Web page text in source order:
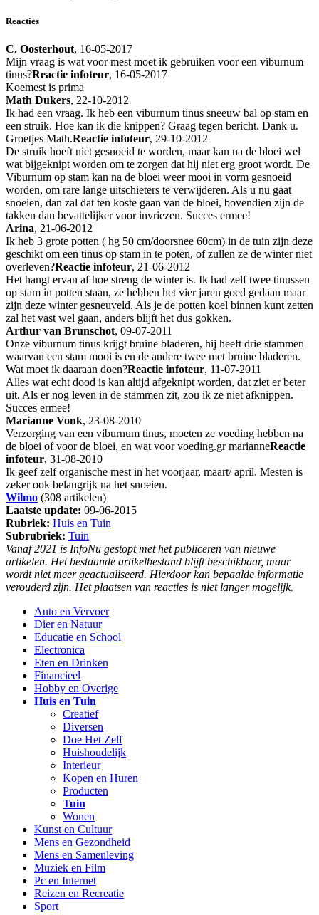
Reacties
C. Oosterhout, 16-05-2017
Mijn vraag is wat voor mest moet ik gebruiken voor een viburnum
tinus?Reactie infoteur, 16-05-2017
Koemest is prima
Math Dukers, 22-10-2012
Ik had een vraag. Ik heb een viburnum tinus sneeuw bal op stam en
een struik. Hoe kan ik die knippen? Graag tegen bericht. Dank u.
Groetjes Math.Reactie infoteur, 29-10-2012
De struik hoeft niet gesnoeid te worden, maar kan na de bloei wel
wat bijgeknipt worden om te zorgen dat hij niet erg groot wordt. De
Viburnum op stam kan na de bloei weer mooi in vorm gesnoeid
worden, om rare lange uitschieters te verwijderen. Als u nu gaat
snoeien, dan zal dat ten koste gaan van de bloei, bovendien zijn de
takken dan bevattelijker voor invriezen. Succes ermee!
Arina, 21-06-2012
Ik heb 3 grote potten ( hg 50 cm/doorsnee 60cm) in de tuin zijn deze
geschikt om een tinus op stam in te poten, of zullen ze de winter niet
overleven?Reactie infoteur, 21-06-2012
Het hangt ervan af hoe streng de winter is. Ik had zelf twee tinussen
op stam in potten staan, ze hebben het vier jaren goed gedaan maar
zijn deze winter gesneuveld. Als je de potten koel binnen kunt zetten
zal het vast wel gaan, anders blijft het dus gokken.
Arthur van Brunschot, 09-07-2011
Onze viburnum tinus krijgt bruine bladeren, hij heeft drie stammen
waarvan een stam mooi is en de andere twee met bruine bladeren.
Wat moet ik daaraan doen?Reactie infoteur, 11-07-2011
Alles wat echt dood is kan altijd afgeknipt worden, dat ziet er beter
uit. Als er nog leven in de stammen zit, zou ik ze niet afknippen.
Succes ermee!
Marianne Vonk, 23-08-2010
Verzorging van een viburnum tinus, moeten ze voeding hebben na
de bloei of voor de bloei, en wat voor voeding.gr marianneReactie
infoteur, 31-08-2010
Ik geef zelf organische mest in het voorjaar, maart/ april. Mesten is
zeker ook belangrijk na het snoeien.
Wilmo (308 artikelen)
Laatste update: 09-06-2015
Rubriek: Huis en Tuin
Subrubriek: Tuin
Vanaf 2021 is InfoNu gestopt met het publiceren van nieuwe
artikelen. Het bestaande artikelbestand blijft beschikbaar, maar
wordt niet meer geactualiseerd. Hierdoor kan bepaalde informatie
verouderd zijn. Het plaatsen van reacties is niet langer mogelijk.
Auto en Vervoer
Dier en Natuur
Educatie en School
Electronica
Eten en Drinken
Financieel
Hobby en Overige
Huis en Tuin
Creatief
Diversen
Doe Het Zelf
Huishoudelijk
Interieur
Kopen en Huren
Producten
Tuin
Wonen
Kunst en Cultuur
Mens en Gezondheid
Mens en Samenleving
Muziek en Film
Pc en Internet
Reizen en Recreatie
Sport